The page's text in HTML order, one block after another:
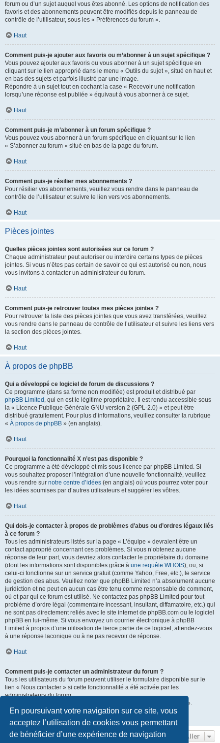
En poursuivant votre navigation sur ce site, vous
acceptez l’utilisation de cookies vous permettant
de bénéficier d’une expérience de navigation
forum ou d’un sujet auquel vous êtes abonné. Les options de notification des
favoris et des abonnements peuvent être modifiés depuis le panneau de
contrôle de l’utilisateur, sous les « Préférences du forum ».
Haut
Comment puis-je ajouter aux favoris ou m’abonner à un sujet spécifique ?
Vous pouvez ajouter aux favoris ou vous abonner à un sujet spécifique en
cliquant sur le lien approprié dans le menu « Outils du sujet », situé en haut et
en bas des sujets et parfois illustré par une image.
Répondre à un sujet tout en cochant la case « Recevoir une notification
lorsqu’une réponse est publiée » équivaut à vous abonner à ce sujet.
Haut
Comment puis-je m’abonner à un forum spécifique ?
Vous pouvez vous abonner à un forum spécifique en cliquant sur le lien
« S’abonner au forum » situé en bas de la page du forum.
Haut
Comment puis-je résilier mes abonnements ?
Pour résilier vos abonnements, veuillez vous rendre dans le panneau de
contrôle de l’utilisateur et suivre le lien vers vos abonnements.
Haut
Pièces jointes
Quelles pièces jointes sont autorisées sur ce forum ?
Chaque administrateur peut autoriser ou interdire certains types de pièces
jointes. Si vous n’êtes pas certain de savoir ce qui est autorisé ou non, nous
vous invitons à contacter un administrateur du forum.
Haut
Comment puis-je retrouver toutes mes pièces jointes ?
Pour retrouver la liste des pièces jointes que vous avez transférées, veuillez
vous rendre dans le panneau de contrôle de l’utilisateur et suivre les liens vers
la section des pièces jointes.
Haut
À propos de phpBB
Qui a développé ce logiciel de forum de discussions ?
Ce programme (dans sa forme non modifiée) est produit et distribué par
phpBB Limited , qui en est le légitime propriétaire. Il est rendu accessible sous
la « Licence Publique Générale GNU version 2 (GPL-2.0) » et peut être
distribué gratuitement. Pour plus d’informations, veuillez consulter la rubrique
« À propos de phpBB » (en anglais).
Haut
Pourquoi la fonctionnalité X n’est pas disponible ?
Ce programme a été développé et mis sous licence par phpBB Limited. Si
vous souhaitez proposer l’intégration d’une nouvelle fonctionnalité, veuillez
vous rendre sur notre centre d’idées (en anglais) où vous pourrez voter pour
les idées soumises par d’autres utilisateurs et suggérer les vôtres.
Haut
Qui dois-je contacter à propos de problèmes d’abus ou d’ordres légaux liés
à ce forum ?
Tous les administrateurs listés sur la page « L’équipe » devraient être un
contact approprié concernant ces problèmes. Si vous n’obtenez aucune
réponse de leur part, vous devriez alors contacter le propriétaire du domaine
(dont les informations sont disponibles grâce à une requête WHOIS), ou, si
celui-ci fonctionne sur un service gratuit (comme Yahoo, Free, etc.), le service
de gestion des abus. Veuillez noter que phpBB Limited n’a absolument aucune
juridiction et ne peut en aucun cas être tenu comme responsable de comment,
où et par qui ce forum est utilisé. Ne contactez pas phpBB Limited pour tout
problème d’ordre légal (commentaire incessant, insultant, diffamatoire, etc.) qui
ne sont pas directement reliés avec le site internet de phpBB.com ou le logiciel
phpBB en lui-même. Si vous envoyez un courrier électronique à phpBB
Limited à propos d’une utilisation de tierce partie de ce logiciel, attendez-vous
à une réponse laconique ou à ne pas recevoir de réponse.
Haut
Comment puis-je contacter un administrateur du forum ?
Tous les utilisateurs du forum peuvent utiliser le formulaire disponible sur le
lien « Nous contacter » si cette fonctionnalité a été activée par les
administrateurs du forum.
Les membres du forum peuvent également utiliser le lien « L’équipe ».
Aller